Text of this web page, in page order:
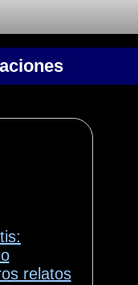
relatos